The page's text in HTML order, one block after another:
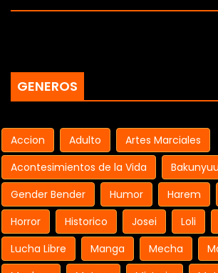
GENEROS
Accion Adulto
Artes Marciales
Acontesimientos de la Vida
Bakunyuu
Gender Bender
Humor Harem
Horror
Historico Josei Loli
Lucha Libre
Manga Mecha